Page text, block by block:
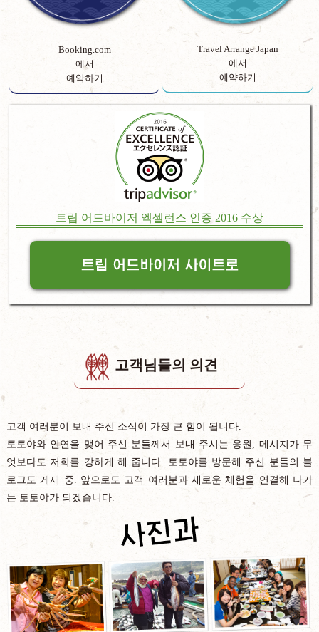
Booking.com
에서
예약하기
Travel Arrange Japan
에서
예약하기
트립 어드바이저 엑셀런스 인증 2016 수상
고객님들의 의견
고객 여러분이 보내 주신 소식이 가장 큰 힘이 됩니다.
토토야와 인연을 맺어 주신 분들께서 보내 주시는 응원, 메시지가 무
엇보다도 저희를 강하게 해 줍니다. 토토야를 방문해 주신 분들의 블
로그도 게재 중. 앞으로도 고객 여러분과 새로운 체험을 연결해 나가
는 토토야가 되겠습니다.